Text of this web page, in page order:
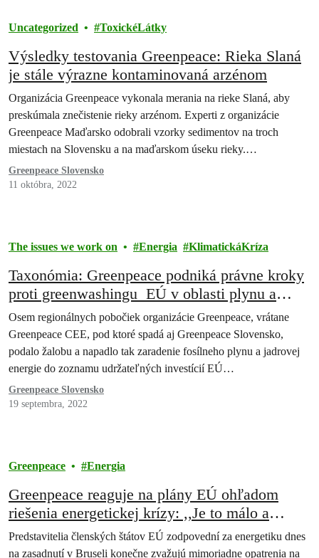
Uncategorized ToxickéLátky
Výsledky testovania Greenpeace: Rieka Slaná
je stále výrazne kontaminovaná arzénom
Organizácia Greenpeace vykonala merania na rieke Slaná, aby
preskúmala znečistenie rieky arzénom. Experti z organizácie
Greenpeace Maďarsko odobrali vzorky sedimentov na troch
miestach na Slovensku a na maďarskom úseku rieky.…
Greenpeace Slovensko
11 októbra, 2022
The issues we work on Energia KlimatickáKríza
Taxonómia: Greenpeace podniká právne kroky
proti greenwashingu EÚ v oblasti plynu a
jadrovej energie
Osem regionálnych pobočiek organizácie Greenpeace, vrátane
Greenpeace CEE, pod ktoré spadá aj Greenpeace Slovensko,
podalo žalobu a napadlo tak zaradenie fosílneho plynu a jadrovej
energie do zoznamu udržateľných investícií EÚ…
Greenpeace Slovensko
19 septembra, 2022
Greenpeace Energia
Greenpeace reaguje na plány EÚ ohľadom
riešenia energetickej krízy: ,,Je to málo a
prichádza to príliš neskoro”
Predstavitelia členských štátov EÚ zodpovední za energetiku dnes
na zasadnutí v Bruseli konečne zvažujú mimoriadne opatrenia na